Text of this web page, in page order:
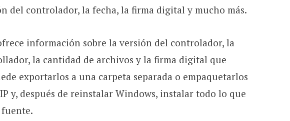
del controlador, la fecha, la firma digital y mucho más.
información sobre la versión del controlador, la
la cantidad de archivos y la firma digital que
exportarlos a una carpeta separada o empaquetarlos
y, después de reinstalar Windows, instalar todo lo que